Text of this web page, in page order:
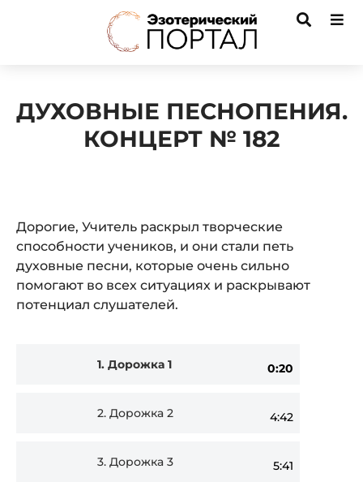
ДУХОВНЫЕ ПЕСНОПЕНИЯ.
КОНЦЕРТ № 182
Дорогие, Учитель раскрыл творческие
способности учеников, и они стали петь
духовные песни, которые очень сильно
помогают во всех ситуациях и раскрывают
потенциал слушателей.
1. Дорожка 1 0:20
2. Дорожка 2 4:42
3. Дорожка 3 5:41